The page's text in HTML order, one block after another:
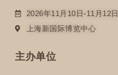
2026年11月10日-11月12日
上海新国际博览中心
主办单位